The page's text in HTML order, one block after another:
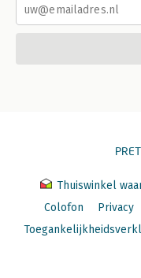
Thuiswinkel
Colofon
Privacy